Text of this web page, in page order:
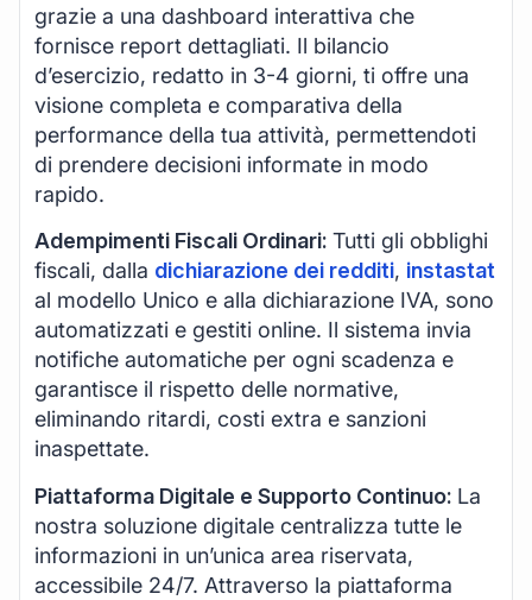
grazie a una dashboard interattiva che
fornisce report dettagliati. Il bilancio
d’esercizio, redatto in 3-4 giorni, ti offre una
visione completa e comparativa della
performance della tua attività, permettendoti
di prendere decisioni informate in modo
rapido.
Adempimenti Fiscali Ordinari: Tutti gli obblighi
fiscali, dalla dichiarazione dei redditi, instastat
al modello Unico e alla dichiarazione IVA, sono
automatizzati e gestiti online. Il sistema invia
notifiche automatiche per ogni scadenza e
garantisce il rispetto delle normative,
eliminando ritardi, costi extra e sanzioni
inaspettate.
Piattaforma Digitale e Supporto Continuo: La
nostra soluzione digitale centralizza tutte le
informazioni in un’unica area riservata,
accessibile 24/7. Attraverso la piattaforma